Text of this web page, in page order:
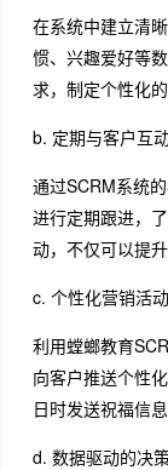
在系统中建立清
惯、兴趣爱好等
求，制定个性化
b. 定期与客户互
通过SCRM系统
进行定期跟进，
动，不仅可以提
c. 个性化营销活动
利用螳螂教育
向客户推送个性
日时发送祝福信
d. 数据驱动的决